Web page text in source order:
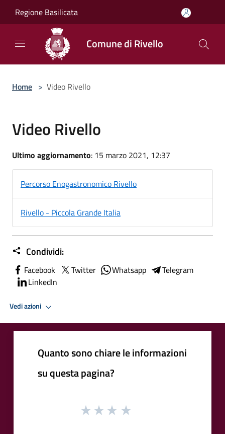
Regione Basilicata
Comune di Rivello
Home > Video Rivello
Video Rivello
Ultimo aggiornamento: 15 marzo 2021, 12:37
Percorso Enogastronomico Rivello
Rivello - Piccola Grande Italia
Condividi:
Facebook Twitter Whatsapp
Telegram
LinkedIn
Vedi azioni
Quanto sono chiare le informazioni
su questa pagina?